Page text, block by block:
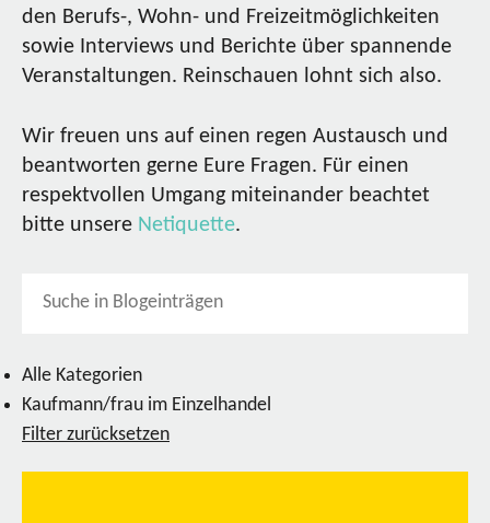
den Berufs-, Wohn- und Freizeitmöglichkeiten
sowie Interviews und Berichte über spannende
Veranstaltungen. Reinschauen lohnt sich also.
Wir freuen uns auf einen regen Austausch und
beantworten gerne Eure Fragen. Für einen
respektvollen Umgang miteinander beachtet
bitte unsere Netiquette.
Alle Kategorien
Kaufmann/frau im Einzelhandel
Filter zurücksetzen